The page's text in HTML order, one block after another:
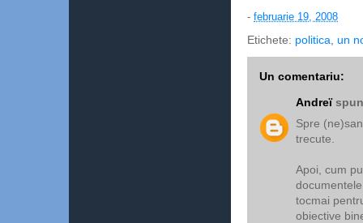
- februarie 19, 2008
Etichete: politica un
Un comentariu:
Andreï
Spre
trecute.
Apoi, cum
tocmai
obiective